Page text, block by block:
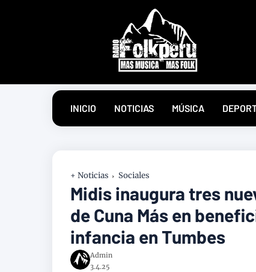
INICIO NOTICIAS MÚSICA
+ Noticias Sociales
Midis inaugura tres
de Cuna Más en
infancia en Tumbes
Admin
3.4.25